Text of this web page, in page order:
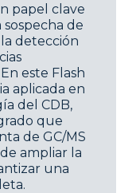
papel clave
de
detección
este Flash
aplicada en
del CDB,
que
de GC/MS
ampliar la
una